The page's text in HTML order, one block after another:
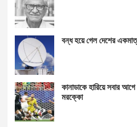
বন্ধ হয়ে গেল দেশের
কানাডাকে হারিয়ে সবার আগে
মরক্কো